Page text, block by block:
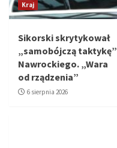
Kraj
Sikorski skrytykował
„samobójczą taktykę”
Nawrockiego. „Wara
od rządzenia”
6 sierpnia 2026